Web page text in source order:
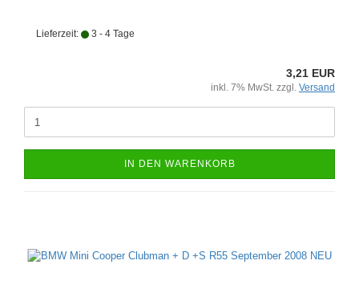
Lieferzeit: 3 - 4 Tage
3,21 EUR
inkl. 7% MwSt. zzgl. Versand
IN DEN WARENKORB